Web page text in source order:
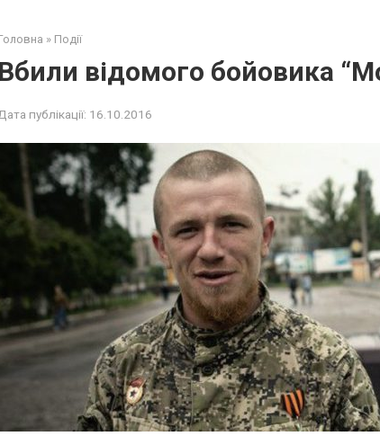
» Події
Вбили відомого бойовика
Дата публікації: 16.10.2016